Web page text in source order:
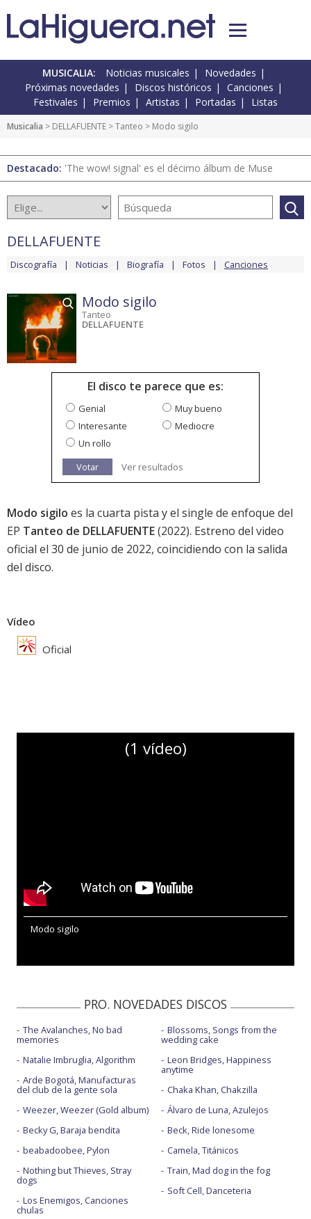
MUSICALIA: Noticias musicales
Novedades
Próximas novedades
Discos históricos
Canciones
Festivales
Premios Artistas Portadas Listas
Musicalia > DELLAFUENTE >Tanteo > Modo sigilo
Destacado: 'The wow! signal' es el décimo álbum de Muse
DELLAFUENTE
Discografía Noticias Biografía Fotos Canciones
Modo sigilo
Tanteo
DELLAFUENTE
El disco te parece que es:
Genial
Muy bueno
Interesante
Mediocre
Un rollo
Votar
Ver resultados
Modo sigilo es la cuarta pista y el single de enfoque del
EP Tanteo de DELLAFUENTE(2022). Estreno del video
oficial el 30 de junio de 2022, coincidiendo con la salida
del disco.
Vídeo
Oficial
(1 vídeo)
Modo sigilo
PRO. NOVEDADES DISCOS
The Avalanches, No bad
memories
Natalie Imbruglia, Algorithm
Arde Bogotá, Manufacturas
del club de la gente sola
Weezer, Weezer (Gold album)
Becky G, Baraja bendita
beabadoobee, Pylon
Nothing but Thieves, Stray
dogs
Los Enemigos, Canciones
chulas
Blossoms, Songs from the
wedding cake
Leon Bridges, Happiness
anytime
Chaka Khan, Chakzilla
Álvaro de Luna, Azulejos
Beck, Ride lonesome
Camela, Titánicos
Train, Mad dog in the fog
Soft Cell, Danceteria